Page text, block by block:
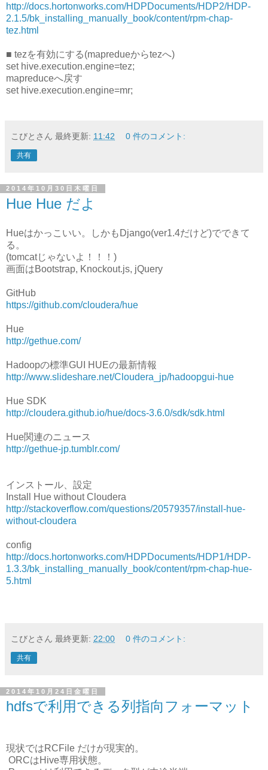
http://docs.hortonworks.com/HDPDocuments/HDP2/HDP-
2.1.5/bk_installing_manually_book/content/rpm-chap-
tez.html
■ tezを有効にする(mapredueからtezへ)
set hive.execution.engine=tez;
mapreduceへ戻す
set hive.execution.engine=mr;
こびとさん 最終更新: 11:42 0 件のコメント:
共有
2014年10月30日木曜日
Hue Hue だよ
Hueはかっこいい。しかもDjango(ver1.4だけど)でできて
る。
(tomcatじゃないよ！！！)
画面はBootstrap, Knockout.js, jQuery
GitHub
https://github.com/cloudera/hue
Hue
http://gethue.com/
Hadoopの標準GUI HUEの最新情報
http://www.slideshare.net/Cloudera_jp/hadoopgui-hue
Hue SDK
http://cloudera.github.io/hue/docs-3.6.0/sdk/sdk.html
Hue関連のニュース
http://gethue-jp.tumblr.com/
インストール、設定
Install Hue without Cloudera
http://stackoverflow.com/questions/20579357/install-hue-
without-cloudera
config
http://docs.hortonworks.com/HDPDocuments/HDP1/HDP-
1.3.3/bk_installing_manually_book/content/rpm-chap-hue-
5.html
こびとさん 最終更新: 22:00 0 件のコメント:
共有
2014年10月24日金曜日
hdfsで利用できる列指向フォーマット
現状ではRCFile だけが現実的。
ORCはHive専用状態。